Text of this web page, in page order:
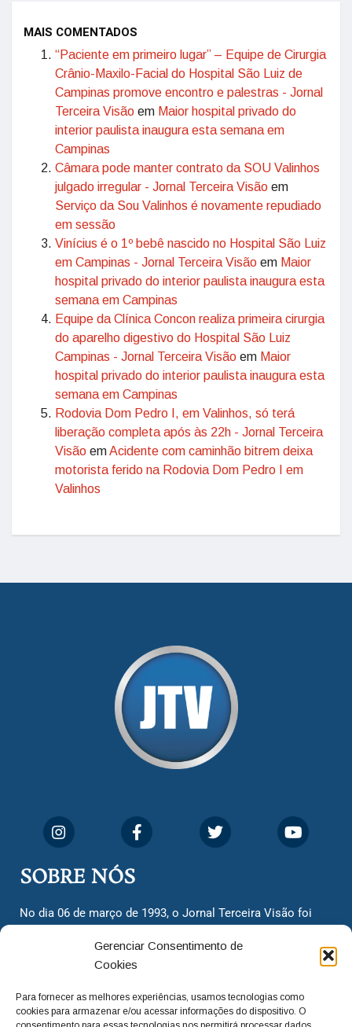
Gerenciar Consentimento de
Cookies
Para fornecer as melhores experiências, usamos tecnologias como
cookies para armazenar e/ou acessar informações do dispositivo. O
MAIS COMENTADOS
“Paciente em primeiro lugar” – Equipe de Cirurgia
Crânio-Maxilo-Facial do Hospital São Luiz de
Campinas promove encontro e palestras - Jornal
Terceira Visão em Maior hospital privado do
interior paulista inaugura esta semana em
Campinas
Câmara pode manter contrato da SOU Valinhos
julgado irregular - Jornal Terceira Visão em
Serviço da Sou Valinhos é novamente repudiado
em sessão
Vinícius é o 1º bebê nascido no Hospital São Luiz
em Campinas - Jornal Terceira Visão em Maior
hospital privado do interior paulista inaugura esta
semana em Campinas
Equipe da Clínica Concon realiza primeira cirurgia
do aparelho digestivo do Hospital São Luiz
Campinas - Jornal Terceira Visão em Maior
hospital privado do interior paulista inaugura esta
semana em Campinas
Rodovia Dom Pedro I, em Valinhos, só terá
liberação completa após às 22h - Jornal Terceira
Visão emAcidente com caminhão bitrem deixa
motorista ferido na Rodovia Dom Pedro I em
Valinhos
SOBRE NÓS
No dia 06 de março de 1993, o Jornal Terceira Visão foi
cidadãos valinhenses, já que naquela época só existiam
dois jornais. Há mais de 30 anos, o jornal continua
com o foco de trazer as melhores notícias. Nunca